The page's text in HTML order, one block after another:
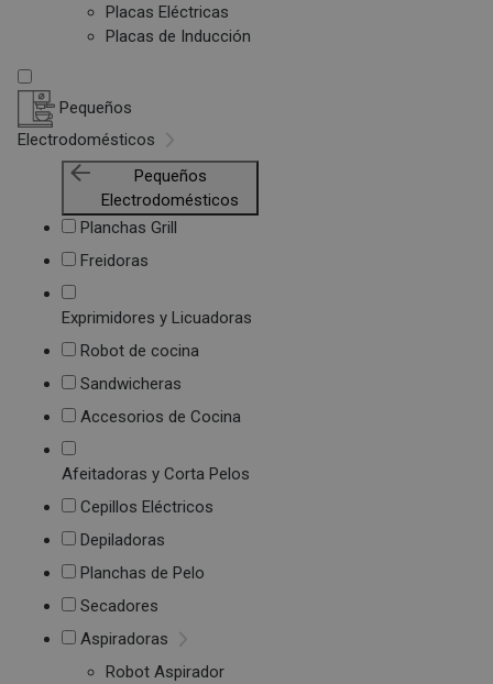
Placas Eléctricas
Placas de Inducción
Pequeños
Electrodomésticos
Pequeños
Electrodomésticos
Planchas Grill
Freidoras
Exprimidores y Licuadoras
Robot de cocina
Sandwicheras
Accesorios de Cocina
Afeitadoras y Corta Pelos
Cepillos Eléctricos
Depiladoras
Planchas de Pelo
Secadores
Aspiradoras
Robot Aspirador